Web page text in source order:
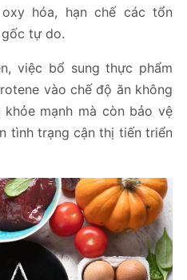
hóa, hạn chế các tổn
tự do.
việc bổ sung thực phẩm
vào chế độ ăn không
mạnh mà còn bảo vệ
tình trạng cận thị tiến triển